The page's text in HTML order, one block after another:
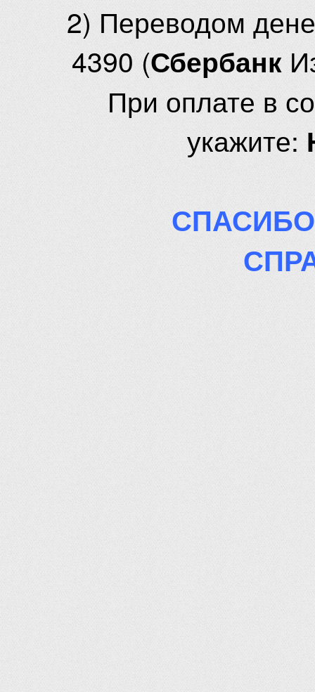
2) Переводом
4390 (Сбербанк
При оплате в
укажите: